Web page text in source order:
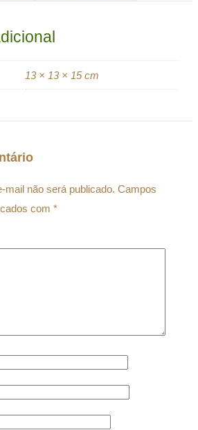
13 × 13 × 15 cm
mail não será publicado. Campos
com *